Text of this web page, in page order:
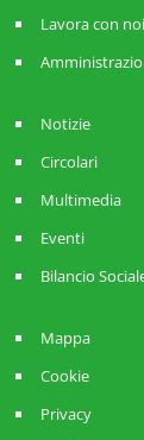
Lavora con noi
Notizie
Circolari
Multimedia
Eventi
Bilancio
Mappa
Cookie
Privacy